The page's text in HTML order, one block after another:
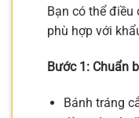
Bạn có thể
phù hợp với
Bước 1: Chuẩn
Bánh tráng